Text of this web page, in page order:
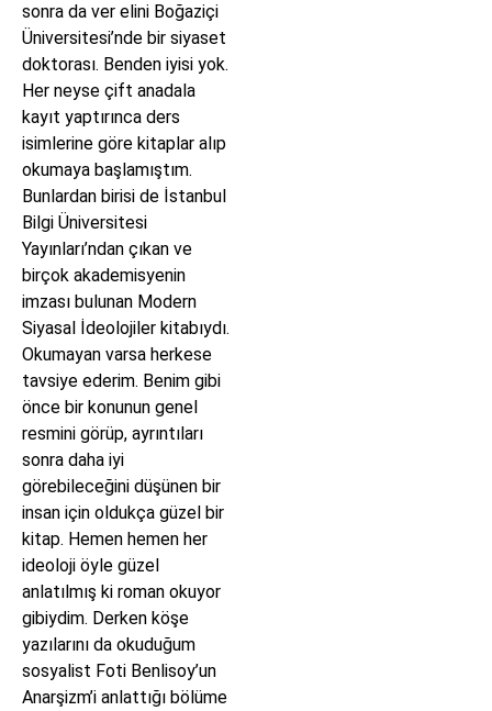
sonra da ver elini Boğaziçi
Üniversitesi’nde bir siyaset
doktorası. Benden iyisi yok.
Her neyse çift anadala
kayıt yaptırınca ders
isimlerine göre kitaplar alıp
okumaya başlamıştım.
Bunlardan birisi de İstanbul
Bilgi Üniversitesi
Yayınları’ndan çıkan ve
birçok akademisyenin
imzası bulunan Modern
Siyasal İdeolojiler kitabıydı.
Okumayan varsa herkese
tavsiye ederim. Benim gibi
önce bir konunun genel
resmini görüp, ayrıntıları
sonra daha iyi
görebileceğini düşünen bir
insan için oldukça güzel bir
kitap. Hemen hemen her
ideoloji öyle güzel
anlatılmış ki roman okuyor
gibiydim. Derken köşe
yazılarını da okuduğum
sosyalist Foti Benlisoy’un
Anarşizm’i anlattığı bölüme